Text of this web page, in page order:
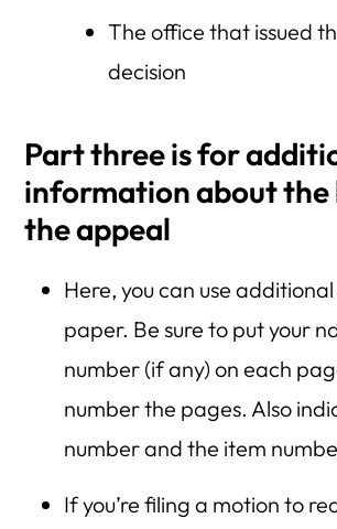
The office that issued
decision
Part three is for
information about the
the appeal
Here, you can use
paper. Be sure to put your
number (if any) on each
number the pages. Also
number and the item
If you’re filing a motion to